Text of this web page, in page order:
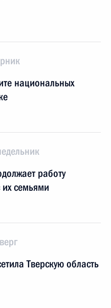
национальных
работу
семьями
Тверскую область